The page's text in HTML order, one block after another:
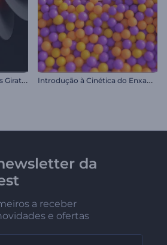
I
ntro de Formas Abstratas Giratórias I
ntrodução à Cinética do Enxame de Esferas
da
a receber
e ofertas